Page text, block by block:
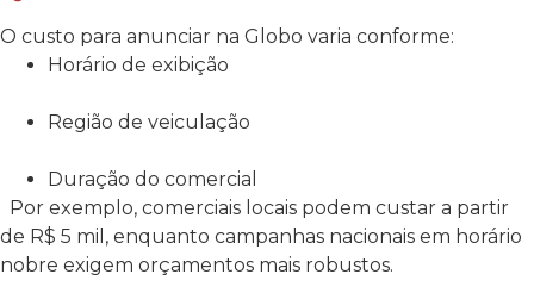
O custo para anunciar na Globo varia conforme:
Horário de exibição
Região de veiculação
Duração do comercial
Por exemplo, comerciais locais podem custar a partir
de R$ 5 mil, enquanto campanhas nacionais em horário
nobre exigem orçamentos mais robustos.